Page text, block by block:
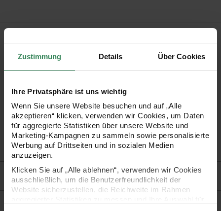
Zustimmung Details Über Cookies
Ihre Privatsphäre ist uns wichtig
Wenn Sie unsere Website besuchen und auf „Alle
akzeptieren“ klicken, verwenden wir Cookies, um Daten
für aggregierte Statistiken über unsere Website und
Marketing-Kampagnen zu sammeln sowie personalisierte
Werbung auf Drittseiten und in sozialen Medien
anzuzeigen.
Klicken Sie auf „Alle ablehnen“, verwenden wir Cookies
ausschließlich, um die Benutzerfreundlichkeit der
Website sicherzustellen, die Reichweite im Rahmen
Verschenken Sie doch mal eine Flaschenpost! Mit unserer
„Message in a bottle“ haben Sie garantiert einen
Überraschungseffekt.
aus Glas, mit Herzanhänger aus Metall
Schriftrolle kann selbst beschrieben werden
Maße: 21,5x7 cm
Hersteller